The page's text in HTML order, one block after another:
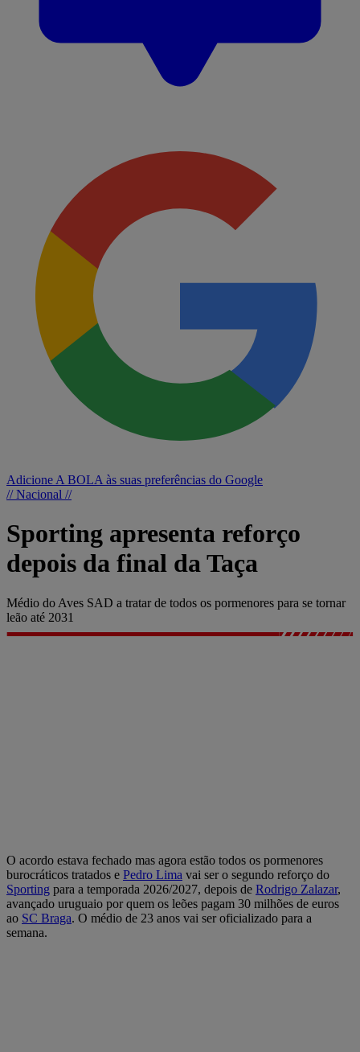
Adicione A BOLA às suas preferências do Google
// Nacional //
Sporting apresenta reforço
depois da final da Taça
Médio do Aves SAD a tratar de todos os pormenores para se tornar
leão até 2031
O acordo estava fechado mas agora estão todos os pormenores
burocráticos tratados e Pedro Lima vai ser o segundo reforço do
Sporting para a temporada 2026/2027, depois de Rodrigo Zalazar,
avançado uruguaio por quem os leões pagam 30 milhões de euros
ao SC Braga. O médio de 23 anos vai ser oficializado para a
semana.